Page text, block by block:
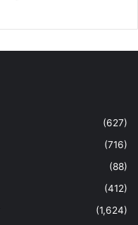
(627)
(716)
(88)
(412)
(1,624)